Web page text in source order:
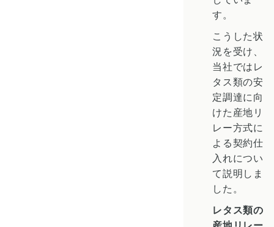
す。
こうした状
況を受け、
当社ではレ
タス類の安
定調達に向
けた産地リ
レー方式に
よる契約仕
入れについ
て説明しま
した。
レタス類の